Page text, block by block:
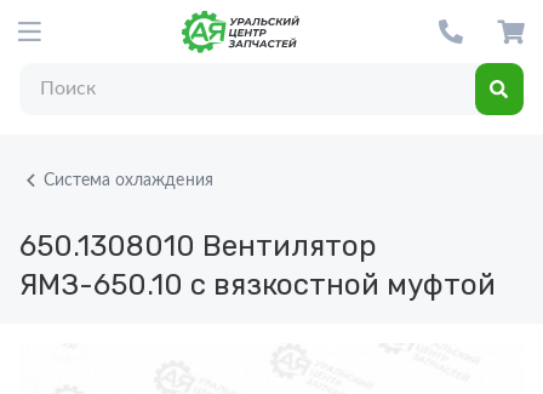
Система охлаждения
650.1308010 Вентилятор
ЯМЗ-650.10 с вязкостной муфтой